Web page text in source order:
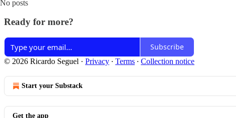
No posts
Ready for more?
Subscribe
© 2026 Ricardo Seguel · Privacy ∙ Terms ∙ Collection notice
Start your Substack
Get the app